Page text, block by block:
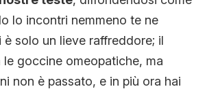
lo incontri nemmeno te ne
solo un lieve raffreddore; il
goccine omeopatiche, ma
non è passato, e in più ora hai